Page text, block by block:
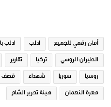
أمان رقمي للجميع ادلب ادلب
الطيران الروسي تركيا تقارير
روسيا سوريا شهداء قصف
معرة النعمان هيئة تحرير الشام